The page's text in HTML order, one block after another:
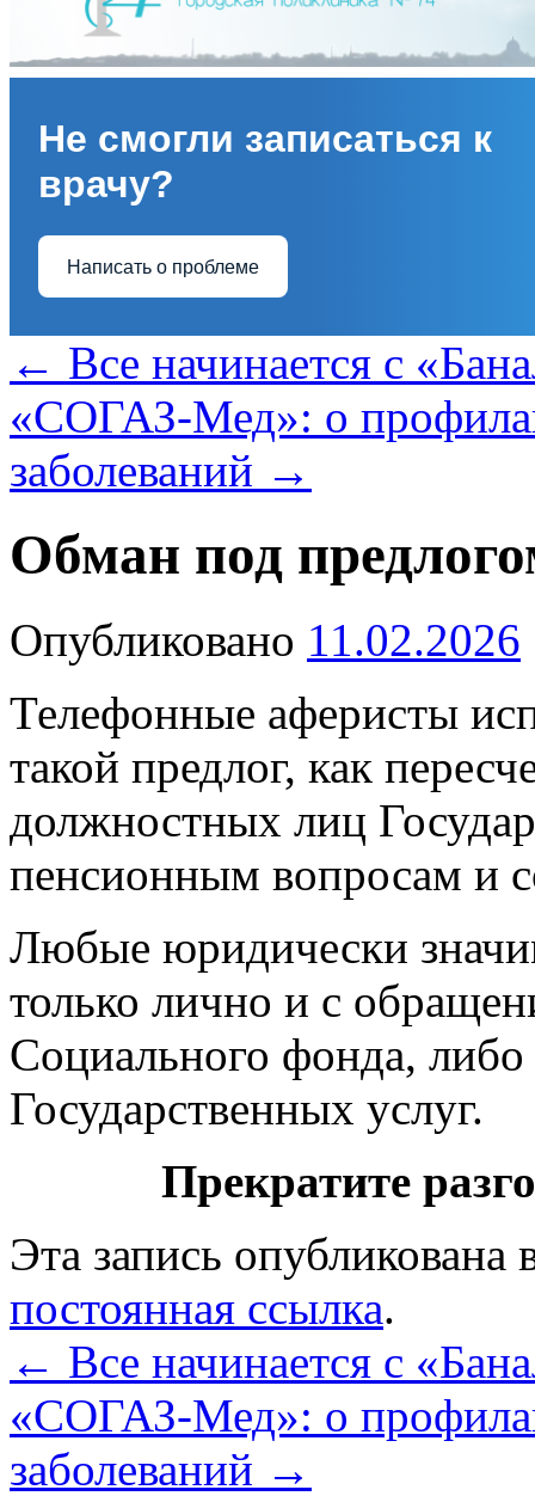
Не смогли записаться к
врачу?
Написать о проблеме
← Все начинается с
«СОГАЗ-Мед»: о
заболеваний →
Обман под
Опубликовано 11.02.2026
Телефонные аферисты
такой предлог, как
должностных лиц
пенсионным вопросам и
Любые юридически
только лично и с
Социального фонда, либо
Государственных услуг.
Прекратите
Эта запись опубликована
постоянная ссылка.
← Все начинается с
«СОГАЗ-Мед»: о
заболеваний →